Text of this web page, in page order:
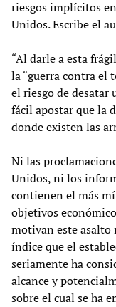
riesgos implícitos
Unidos. Escribe el
“Al darle a esta
la “guerra contra el
el riesgo de desatar
fácil apostar que la
donde existen las
Ni las
Unidos, ni los
contienen el más
objetivos
motivan este
índice que el
seriamente ha
alcance y
sobre el cual se ha